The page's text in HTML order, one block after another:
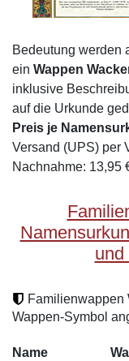
Bedeutung werden
ein Wappen
inklusive
auf die Urkunde
Preis je
Versand (UPS) per
Nachnahme: 13,95
und
Familienwappen
Wappen-Symbol
Name